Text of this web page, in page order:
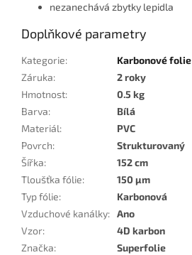
nezanechává zbytky lepidla
Doplňkové parametry
Kategorie:
Karbonové folie
Záruka:
2 roky
Hmotnost:
0.5 kg
Barva:
Bílá
Materiál:
PVC
Povrch:
Strukturovaný
Šířka:
152 cm
Tloušťka fólie:
150 µm
Typ fólie:
Karbonová
Vzduchové kanálky: Ano
Vzor:
4D karbon
Značka: Superfolie